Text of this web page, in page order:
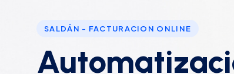
SALDÁN - FACTURACION ONLINE